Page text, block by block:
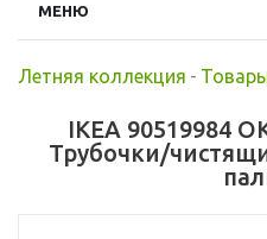
МЕНЮ
Летняя коллекция -
IKEA 90519984
Трубочки/